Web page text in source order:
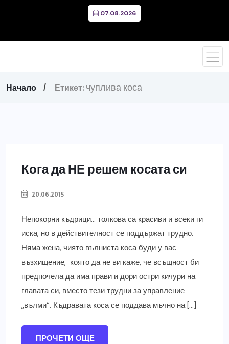
07.08.2026
Начало Етикет: чуплива коса
Кога да НЕ решем косата си
20.06.2015
Непокорни къдрици… толкова са красиви и всеки ги
иска, но в действителност се поддържат трудно.
Няма жена, чиято вълниста коса буди у вас
възхищение, която да не ви каже, че всъщност би
предпочела да има прави и дори остри кичури на
главата си, вместо тези трудни за управление
„вълми“. Къдравата коса се поддава мъчно на […]
ПРОЧЕТИ ОЩЕ